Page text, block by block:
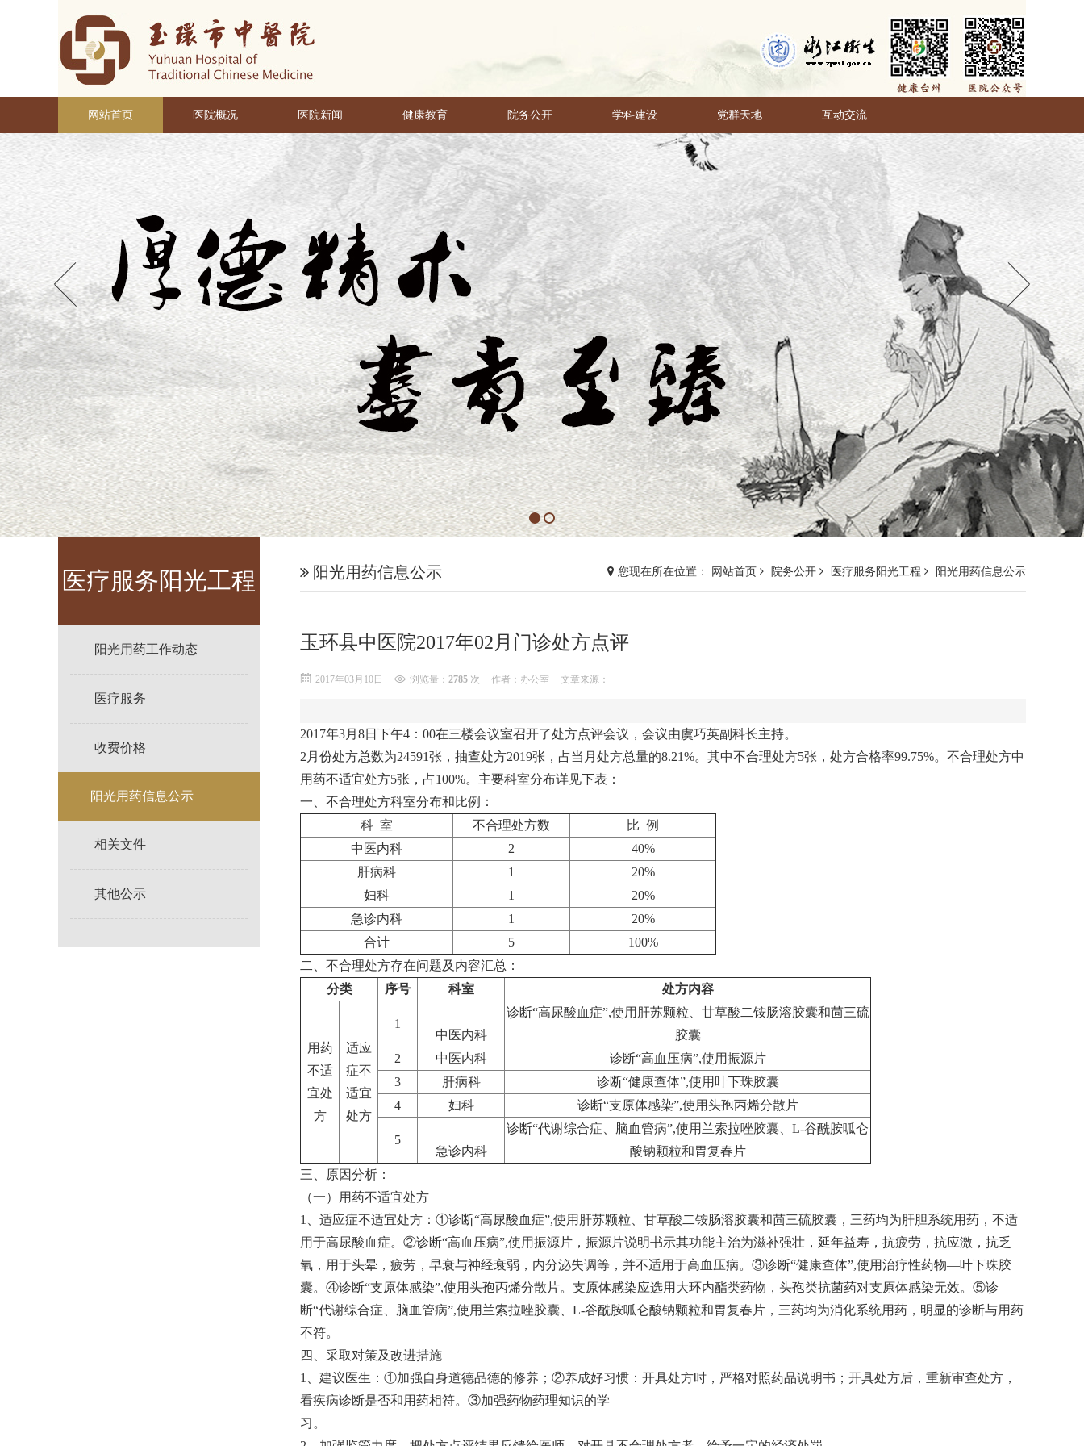
网站首页 医院概况 医院新闻 健康教育 院务公开 学科建设 党群天地 互动交流
医疗服务阳光工程
阳光用药工作动态
医疗服务
收费价格
阳光用药信息公示
相关文件
其他公示
您现在所在位置： 网站首页 院务公开 医疗服务阳光工程 阳光用药信息公示
阳光用药信息公示
玉环县中医院2017年02月门诊处方点评
2017年03月10日 浏览量： 2785 次 作者：办公室 文章来源：
2017年3月8日下午4：00在三楼会议室召开了处方点评会议，会议由虞巧英副科长主持。
2月份处方总数为24591张，抽查处方2019张，占当月处方总量的8.21%。其中不合理处方5张，处方合格率99.75%。不合理处方中
用药不适宜处方5张，占100%。主要科室分布详见下表：
一、不合理处方科室分布和比例：
科 室
不合理处方数
比 例
中医内科
2
40%
肝病科
1
20%
妇科
1
20%
急诊内科
1
20%
合计
5
100%
二、不合理处方存在问题及内容汇总：
分类
序号 科室 处方内容
用药
不适
宜处
方
适应
症不
适宜
处方
1
中医内科
诊断“高尿酸血症”,使用肝苏颗粒、甘草酸二铵肠溶胶囊和茴三硫
胶囊
2
中医内科
诊断“高血压病”,使用振源片
3
肝病科
诊断“健康查体”,使用叶下珠胶囊
4
妇科 诊断“支原体感染”,使用头孢丙烯分散片
5
急诊内科
诊断“代谢综合症、脑血管病”,使用兰索拉唑胶囊、L-谷酰胺呱仑
酸钠颗粒和胃复春片
三、原因分析：
（一）用药不适宜处方
1、适应症不适宜处方：①诊断“高尿酸血症”,使用肝苏颗粒、甘草酸二铵肠溶胶囊和茴三硫胶囊，三药均为肝胆系统用药，不适
用于高尿酸血症。②诊断“高血压病”,使用振源片，振源片说明书示其功能主治为滋补强壮，延年益寿，抗疲劳，抗应激，抗乏
氧，用于头晕，疲劳，早衰与神经衰弱，内分泌失调等，并不适用于高血压病。③诊断“健康查体”,使用治疗性药物—叶下珠胶
囊。④诊断“支原体感染”,使用头孢丙烯分散片。支原体感染应选用大环内酯类药物，头孢类抗菌药对支原体感染无效。⑤诊
断“代谢综合症、脑血管病”,使用兰索拉唑胶囊、L-谷酰胺呱仑酸钠颗粒和胃复春片，三药均为消化系统用药，明显的诊断与用药
不符。
四、采取对策及改进措施
1、建议医生：①加强自身道德品德的修养；②养成好习惯：开具处方时，严格对照药品说明书；开具处方后，重新审查处方，
看疾病诊断是否和用药相符。③加强药物药理知识的学
习。